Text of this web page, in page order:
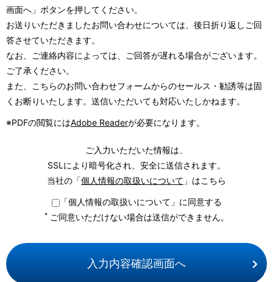
画面へ」ボタンを押してください。
お送りいただきましたお問い合わせについては、後日折り返しご回
答させていただきます。
なお、ご連絡内容によっては、ご回答が遅れる場合がございます。
ご了承ください。
また、こちらのお問い合わせフォームからのセールス・勧誘等は固
くお断りいたします。送信いただいても対応いたしかねます。
※PDFの閲覧にはAdobe Readerが必要になります。
ご入力いただいた情報は、
SSLにより暗号化され、安全に送信されます。
当社の「個人情報の取扱いについて 」はこちら
「個人情報の取扱いについて」に同意する
*ご同意いただけない場合は送信ができません。